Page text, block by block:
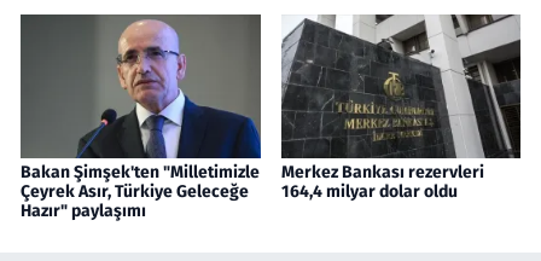
Bakan Şimşek'ten "Milletimizle
Çeyrek Asır, Türkiye Geleceğe
Hazır" paylaşımı
Merkez Bankası rezervleri
164,4 milyar dolar oldu